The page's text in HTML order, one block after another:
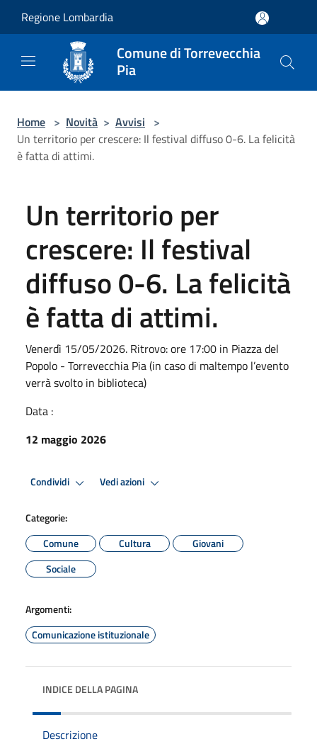
Regione Lombardia
Comune di Torrevecchia
Pia
Home > Novità > Avvisi >
Un territorio per crescere: Il festival diffuso 0-6. La felicità
è fatta di attimi.
Un territorio per
crescere: Il festival
diffuso 0-6. La felicità
è fatta di attimi.
Venerdì 15/05/2026. Ritrovo: ore 17:00 in Piazza del
Popolo - Torrevecchia Pia (in caso di maltempo l’evento
verrà svolto in biblioteca)
Data :
12 maggio 2026
Condividi Vedi azioni
Categorie:
Comune
Cultura
Giovani
Sociale
Argomenti:
Comunicazione istituzionale
INDICE DELLA PAGINA
Descrizione